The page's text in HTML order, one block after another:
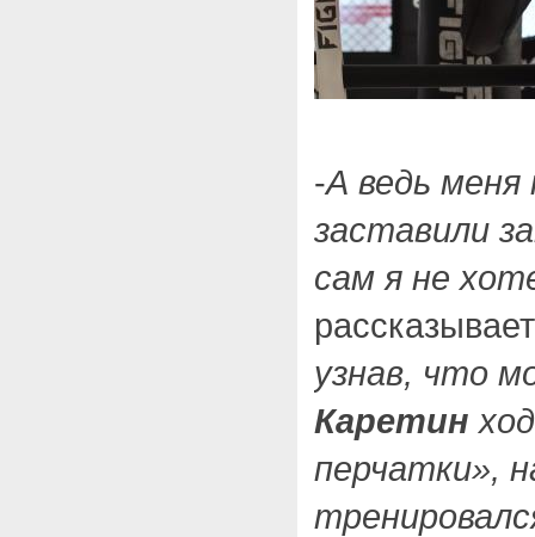
-А ведь меня
заставили
сам я не
узнав, что
Каретин
перчатки»,